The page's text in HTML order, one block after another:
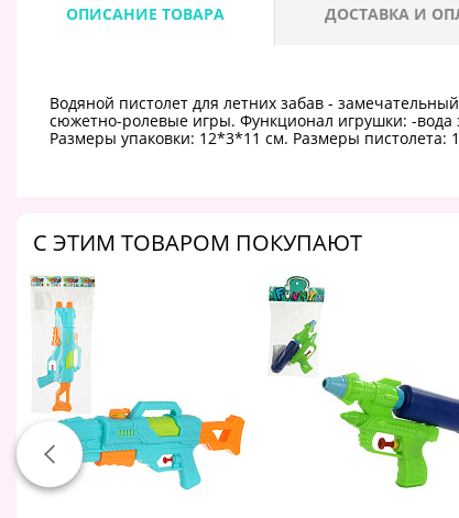
ОПИСАНИЕ ТОВАРА ДОСТАВКА И
Водяной пистолет для летних забав -
сюжетно-ролевые игры. Функционал игрушки: -вода
Размеры упаковки: 12*3*11 см. Размеры пистолета:
C ЭТИМ ТОВАРОМ ПОКУПАЮТ